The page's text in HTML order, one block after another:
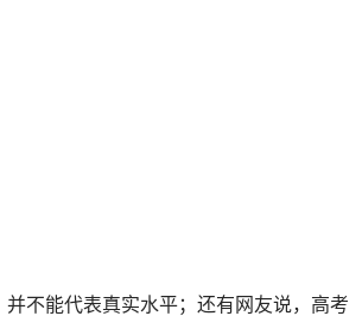
不能代表真实水平；还有网友说，高考